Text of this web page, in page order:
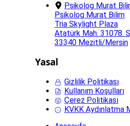
Psikolog Murat
Psikolog Murat Bilim
Tria Skylight Plaza
Atatürk Mah. 31078.
33340 Mezitli/Mersin
Yasal
Gizlilik Politikası
Kullanım Koşulları
Çerez Politikası
KVKK Aydınlatma